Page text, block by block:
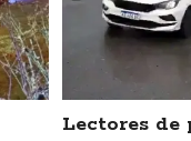
Lectores de